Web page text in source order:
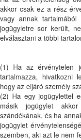
akkor csak ez a rész
vagy annak
jogügyletre sor került,
elválasztani a többi
(1) Ha az érvénytelen
tartalmazza, hivatkozni
hogy az eljáró személy
(2) Ha egy jogügylettel
másik jogügylet
szándékának, és ha
jogügylet
szemben, aki azt le nem